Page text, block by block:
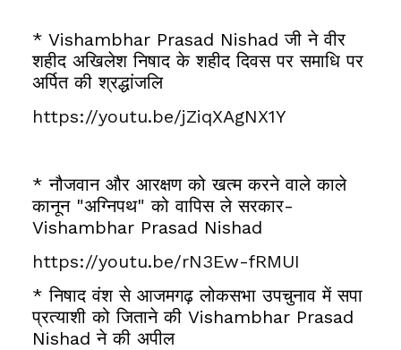
* Vishambhar Prasad Nishad जी ने वीर
शहीद अखिलेश निषाद के शहीद दिवस पर समाधि पर
अर्पित की श्रद्धांजलि
https://youtu.be/jZiqXAgNX1Y
* नौजवान और आरक्षण को खत्म करने वाले काले
कानून "अग्निपथ" को वापिस ले सरकार-
Vishambhar Prasad Nishad
https://youtu.be/rN3Ew-fRMUI
* निषाद वंश से आजमगढ़ लोकसभा उपचुनाव में सपा
प्रत्याशी को जिताने की Vishambhar Prasad
Nishad ने की अपील